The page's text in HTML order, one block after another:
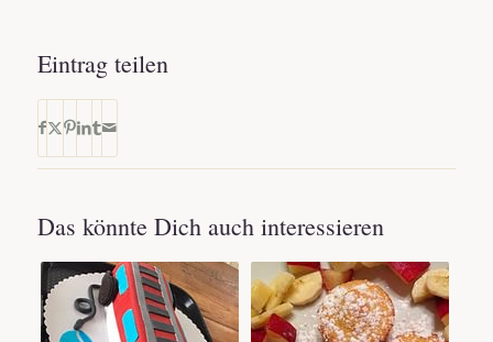
Eintrag teilen
Das könnte Dich auch interessieren